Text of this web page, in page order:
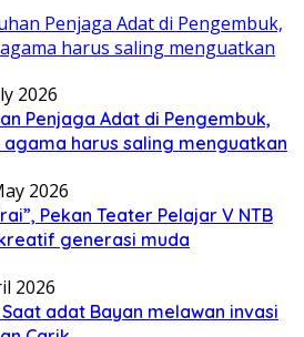
2026
Penjaga Adat di Pengembuk,
harus saling menguatkan
2026
Pekan Teater Pelajar V NTB
generasi muda
2026
adat Bayan melawan invasi